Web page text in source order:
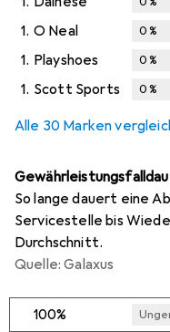
1. O Neal 0%
1. Playshoes 0%
1. Scott Sports 0%
Alle 30 Marken
So lange dauert eine
Servicestelle bis
Durchschnitt.
Quelle: Galaxus
100%